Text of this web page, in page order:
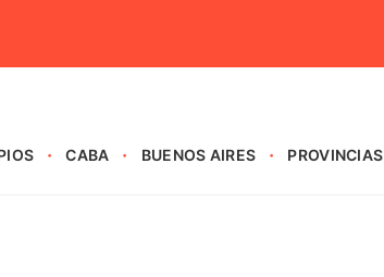
CABA BUENOS AIRES PROVINCIAS